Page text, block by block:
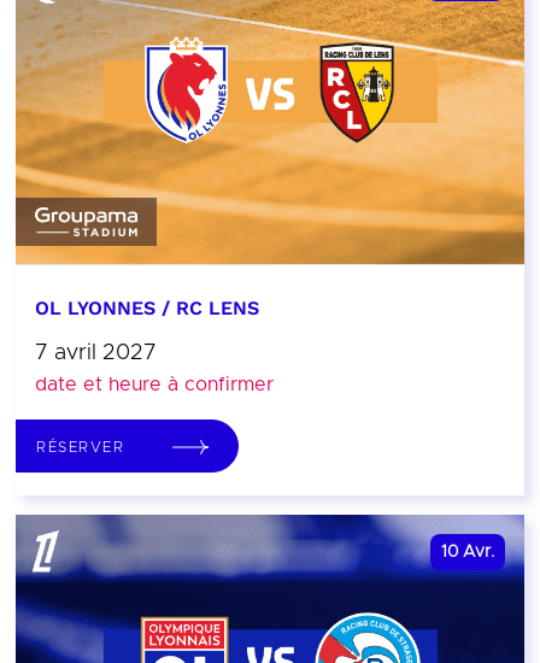
OL LYONNES / RC LENS
7 avril 2027
date et heure à confirmer
RÉSERVER
10 Avr.